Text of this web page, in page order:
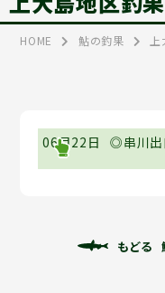
HOME 鮎の釣果
06月22日 ◎串川出
もどる